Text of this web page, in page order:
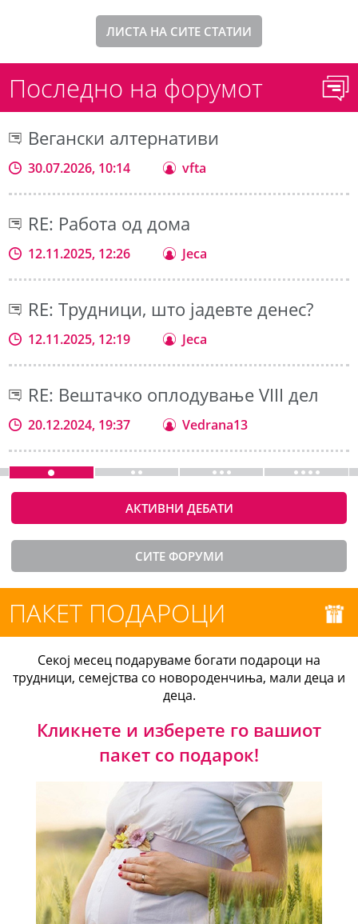
ЛИСТА НА СИТЕ СТАТИИ
Последно на форумот
Вегански алтернативи
30.07.2026, 10:14 vfta
RE: Работа од дома
12.11.2025, 12:26 Jeca
RE: Трудници, што јадевте денес?
12.11.2025, 12:19 Jeca
RE: Вештачко оплодување VIII дел
20.12.2024, 19:37 Vedrana13
АКТИВНИ ДЕБАТИ
СИТЕ ФОРУМИ
ПАКЕТ ПОДАРОЦИ
Секој месец подаруваме богати подароци на
трудници, семејства со новороденчиња, мали деца и
деца.
Кликнете и изберете го вашиот
пакет со подарок!